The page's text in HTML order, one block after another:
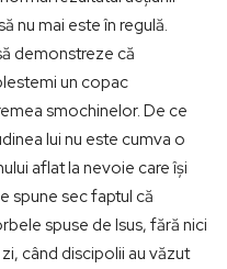
nu mai este în regulă.
demonstreze că
un copac
smochinelor. De ce
lui nu este cumva o
aflat la nevoie care își
spune sec faptul că
spuse de Isus, fără nici
când discipolii au văzut